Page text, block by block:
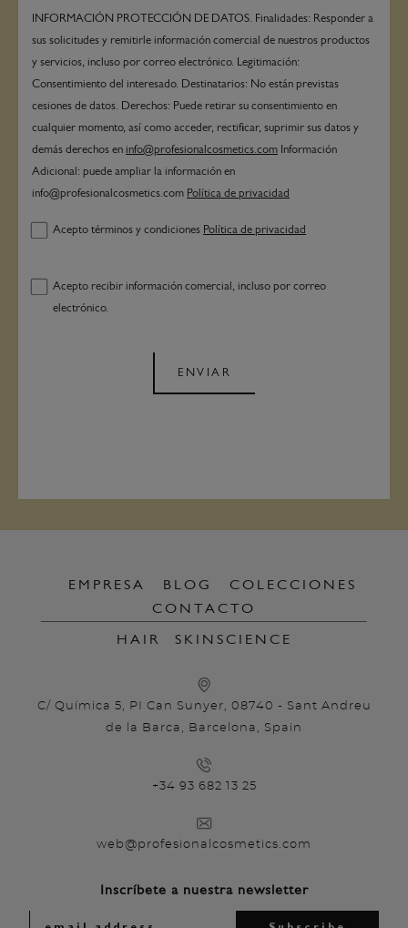
INFORMACIÓN PROTECCIÓN DE DATOS. Finalidades: Responder a
sus solicitudes y remitirle información comercial de nuestros productos
y servicios, incluso por correo electrónico. Legitimación:
Consentimiento del interesado. Destinatarios: No están previstas
cesiones de datos. Derechos: Puede retirar su consentimiento en
cualquier momento, así como acceder, rectificar, suprimir sus datos y
demás derechos en info@profesionalcosmetics.com Información
Adicional: puede ampliar la información en
info@profesionalcosmetics.com Política de privacidad
Acepto términos y condiciones Política de privacidad
Acepto recibir información comercial, incluso por correo
electrónico.
ENVIAR
EMPRESA BLOG
COLECCIONES
CONTACTO
HAIR SKINSCIENCE
C/ Química 5, PI Can Sunyer, 08740 - Sant Andreu
de la Barca, Barcelona, Spain
+34 93 682 13 25
web@profesionalcosmetics.com
Inscríbete a nuestra newsletter